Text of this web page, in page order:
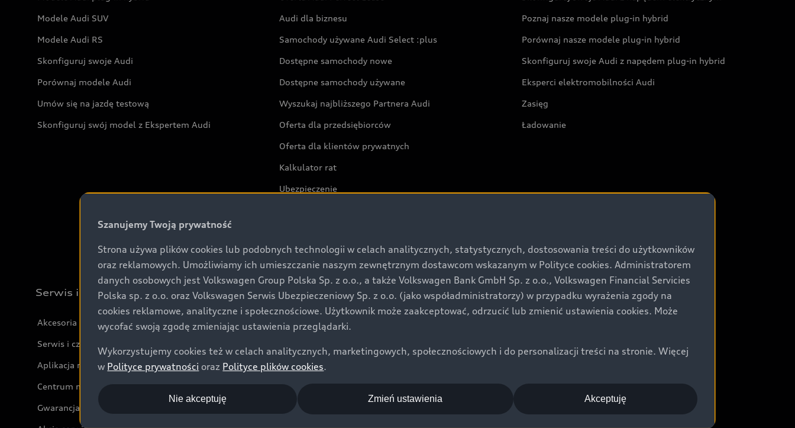
Modele Audi SUV
Modele Audi RS
Skonfiguruj swoje Audi
Porównaj modele Audi
Umów się na jazdę testową
Skonfiguruj swój model z Ekspertem Audi
Audi dla biznesu
Samochody używane Audi Select :plus
Dostępne samochody nowe
Dostępne samochody używane
Wyszukaj najbliższego Partnera Audi
Oferta dla przedsiębiorców
Oferta dla klientów prywatnych
Kalkulator rat
Ubezpieczenie
Audi exclusive
Poznaj nasze modele plug-in hybrid
Porównaj nasze modele plug-in hybrid
Skonfiguruj swoje Audi z napędem plug-in hybrid
Eksperci elektromobilności Audi
Zasięg
Ładowanie
Serwis i akcesoria
Akcesoria
Serwis i części
Aplikacja myAudi i usługi cyfrowe
Centrum napraw powypadkowych
Gwarancja
Świat Audi
Aktualności i historie postępu
Audi Nuvolari
Audi Sport Festiwal
Audi i Muzeum Sztuki Nowoczesnej w Warszawie
Szanujemy Twoją prywatność
Strona używa plików cookies lub podobnych technologii w celach analitycznych, statystycznych, dostosowania treści do użytkowników
oraz reklamowych. Umożliwiamy ich umieszczanie naszym zewnętrznym dostawcom wskazanym w Polityce cookies. Administratorem
danych osobowych jest Volkswagen Group Polska Sp. z o.o., a także Volkswagen Bank GmbH Sp. z o.o., Volkswagen Financial Servicies
Polska sp. z o.o. oraz Volkswagen Serwis Ubezpieczeniowy Sp. z o.o. (jako współadministratorzy) w przypadku wyrażenia zgody na
cookies reklamowe, analityczne i społecznościowe. Użytkownik może zaakceptować, odrzucić lub zmienić ustawienia cookies. Może
wycofać swoją zgodę zmieniając ustawienia przeglądarki.
Wykorzystujemy cookies też w celach analitycznych, marketingowych, społecznościowych i do personalizacji treści na stronie. Więcej
w Polityce prywatności oraz Polityce plików cookies.
Akceptuję
Nie akceptuję Zmień ustawienia